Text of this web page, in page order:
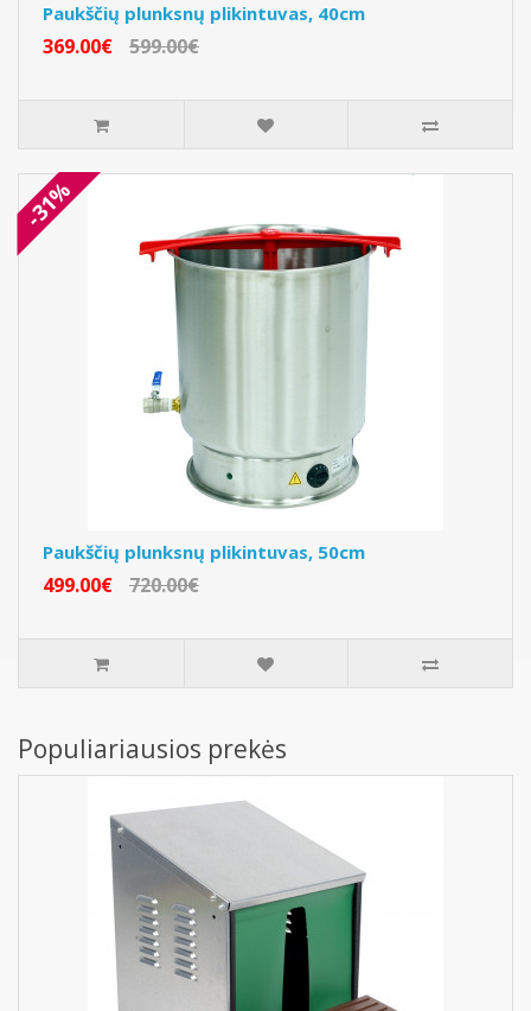
Paukščių plunksnų plikintuvas, 40cm
369.00€ 599.00€
-31%
Paukščių plunksnų plikintuvas, 50cm
499.00€ 720.00€
Populiariausios prekės